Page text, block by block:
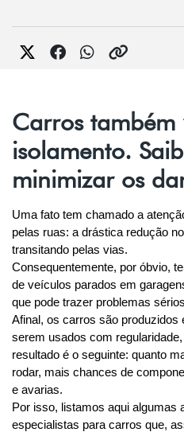
Carros também
isolamento.
minimizar os
Uma fato tem chamado a
pelas ruas: a drástica redução
transitando pelas vias.
Consequentemente, por óbvio,
de veículos parados em
que pode trazer problemas
Afinal, os carros são produzidos
serem usados com
resultado é o seguinte: quanto
rodar, mais chances de
e avarias.
Por isso, listamos aqui algumas
especialistas para carros que,